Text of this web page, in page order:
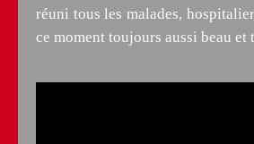
réuni tous les malades,
ce moment toujours aussi beau et